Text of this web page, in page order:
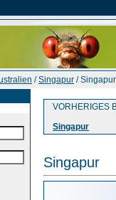
/Singapur / Singapur
VORHERIGES
Singapur
Singapur